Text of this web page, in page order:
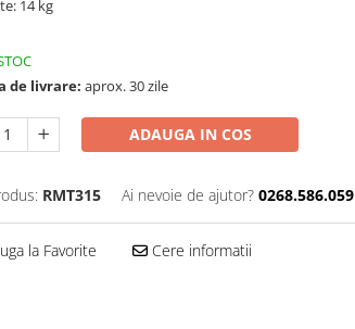
14 kg
de livrare: aprox. 30 zile
ADAUGA IN COS
RMT315 Ai nevoie de ajutor? 0268.586.059
la Favorite Cere informatii